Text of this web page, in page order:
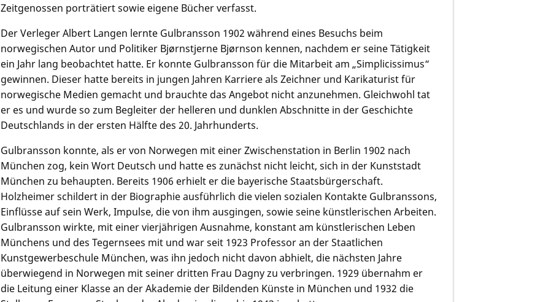
Zeitgenossen porträtiert sowie eigene Bücher verfasst.
Der Verleger Albert Langen lernte Gulbransson 1902 während eines Besuchs beim
norwegischen Autor und Politiker Bjørnstjerne Bjørnson kennen, nachdem er seine Tätigkeit
ein Jahr lang beobachtet hatte. Er konnte Gulbransson für die Mitarbeit am „Simplicissimus“
gewinnen. Dieser hatte bereits in jungen Jahren Karriere als Zeichner und Karikaturist für
norwegische Medien gemacht und brauchte das Angebot nicht anzunehmen. Gleichwohl tat
er es und wurde so zum Begleiter der helleren und dunklen Abschnitte in der Geschichte
Deutschlands in der ersten Hälfte des 20. Jahrhunderts.
Gulbransson konnte, als er von Norwegen mit einer Zwischenstation in Berlin 1902 nach
München zog, kein Wort Deutsch und hatte es zunächst nicht leicht, sich in der Kunststadt
München zu behaupten. Bereits 1906 erhielt er die bayerische Staatsbürgerschaft.
Holzheimer schildert in der Biographie ausführlich die vielen sozialen Kontakte Gulbranssons,
Einflüsse auf sein Werk, Impulse, die von ihm ausgingen, sowie seine künstlerischen Arbeiten.
Gulbransson wirkte, mit einer vierjährigen Ausnahme, konstant am künstlerischen Leben
Münchens und des Tegernsees mit und war seit 1923 Professor an der Staatlichen
Kunstgewerbeschule München, was ihn jedoch nicht davon abhielt, die nächsten Jahre
überwiegend in Norwegen mit seiner dritten Frau Dagny zu verbringen. 1929 übernahm er
die Leitung einer Klasse an der Akademie der Bildenden Künste in München und 1932 die